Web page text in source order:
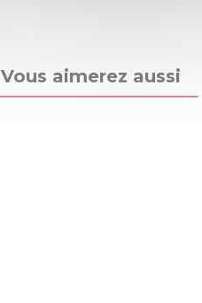
Vous aimerez aussi